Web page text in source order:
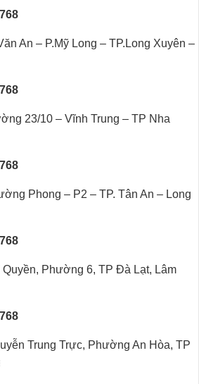
An – P.Mỹ Long – TP.Long Xuyên –
23/10 – Vĩnh Trung – TP Nha
Phong – P2 – TP. Tân An – Long
Quyền, Phường 6, TP Đà Lạt, Lâm
Trung Trực, Phường An Hòa, TP